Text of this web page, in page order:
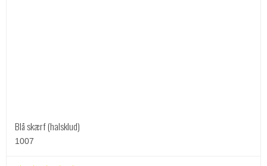
Blå skærf (halsklud)
1007